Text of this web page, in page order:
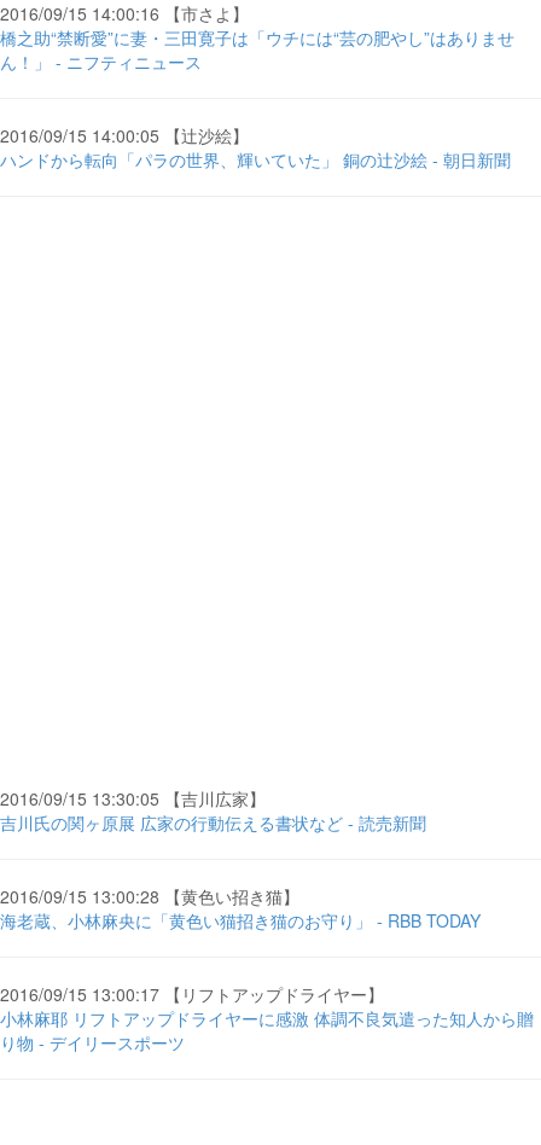
2016/09/15 14:00:16 【市さよ】
橋之助“禁断愛”に妻・三田寛子は「ウチには“芸の肥やし”はありませ
ん！」 - ニフティニュース
2016/09/15 14:00:05 【辻沙絵】
ハンドから転向「パラの世界、輝いていた」 銅の辻沙絵 - 朝日新聞
2016/09/15 13:30:05 【吉川広家】
吉川氏の関ヶ原展 広家の行動伝える書状など - 読売新聞
2016/09/15 13:00:28 【黄色い招き猫】
海老蔵、小林麻央に「黄色い猫招き猫のお守り」 - RBB TODAY
2016/09/15 13:00:17 【リフトアップドライヤー】
小林麻耶 リフトアップドライヤーに感激 体調不良気遣った知人から贈
り物 - デイリースポーツ